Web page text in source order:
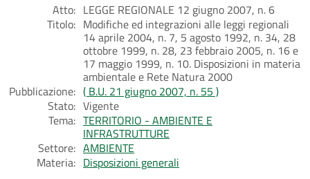
Atto: LEGGE REGIONALE 12 giugno 2007, n. 6
Titolo: Modifiche ed integrazioni alle leggi regionali
14 aprile 2004, n. 7, 5 agosto 1992, n. 34, 28
ottobre 1999, n. 28, 23 febbraio 2005, n. 16 e
17 maggio 1999, n. 10. Disposizioni in materia
ambientale e Rete Natura 2000
Pubblicazione: ( B.U. 21 giugno 2007, n. 55 )
Stato: Vigente
Tema: TERRITORIO - AMBIENTE E
INFRASTRUTTURE
Settore: AMBIENTE
Materia: Disposizioni generali